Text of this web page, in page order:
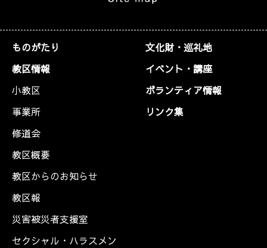
ものがたり
教区情報
小教区
事業所
修道会
教区概要
教区からのお知らせ
教区報
災害被災者支援室
セクシャル・ハラスメン
文化財・巡礼地
イベント・講座
ボランティア情報
リンク集